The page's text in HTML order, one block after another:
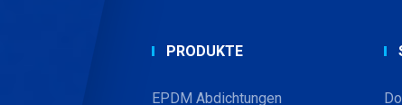
PRODUKTE
EPDM Abdichtungen